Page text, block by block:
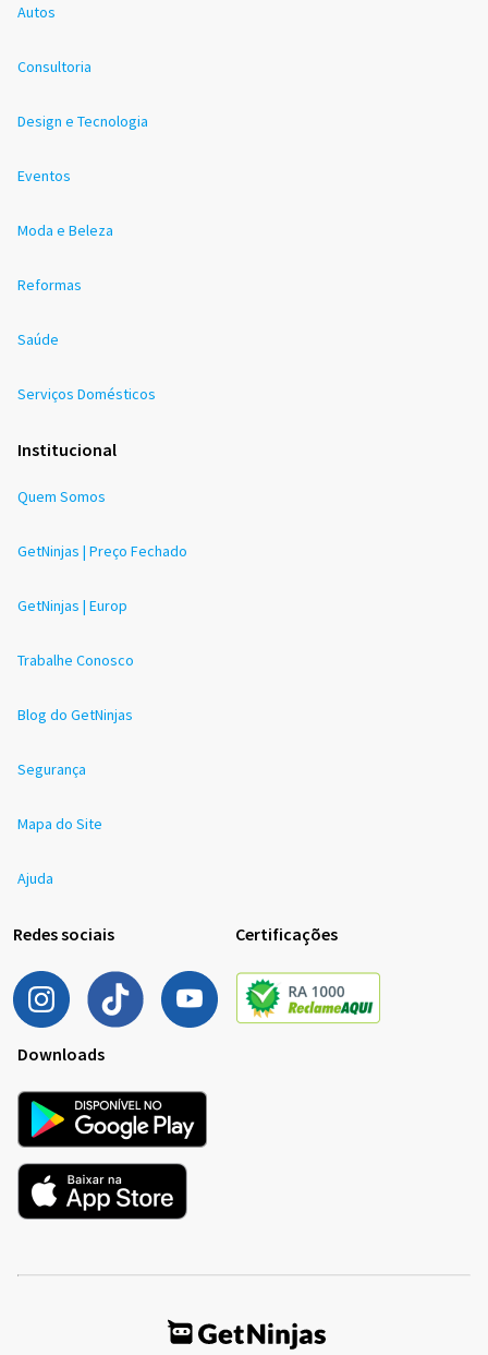
Autos
Consultoria
Design e Tecnologia
Eventos
Moda e Beleza
Reformas
Saúde
Serviços Domésticos
Institucional
Quem Somos
GetNinjas | Preço Fechado
GetNinjas | Europ
Trabalhe Conosco
Blog do GetNinjas
Segurança
Mapa do Site
Ajuda
Redes sociais Certificações
Downloads